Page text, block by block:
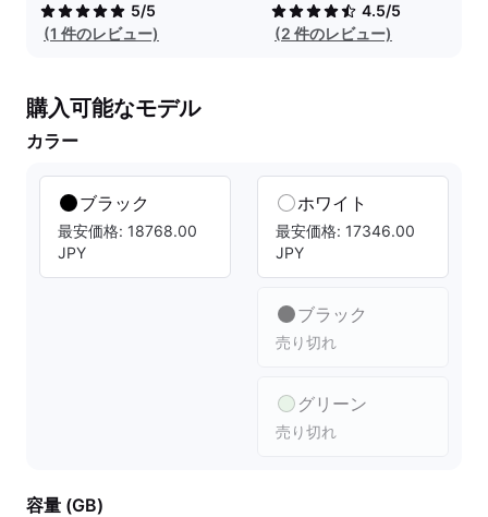
5/5
(1 件のレビュー)
4.5/5
(2 件のレビュー)
購入可能なモデル
カラー
ブラック
最安価格: 18768.00
JPY
ホワイト
最安価格: 17346.00
JPY
ブラック
売り切れ
グリーン
売り切れ
容量 (GB)